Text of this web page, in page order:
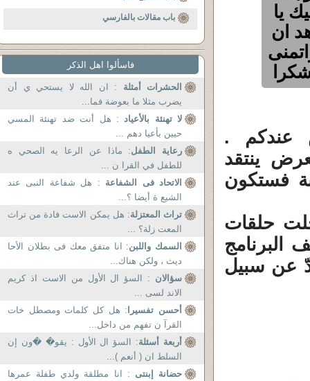
يا
ان
عندكم .
ينتقد
فستكون
حلقات
البرنامج
عن سبيل
باب مقالات بالفارسي
فاسألوا اهل الذكر
الحشرات أمثلة : ان الله لا يستحي ي أن
يضرب مثلا ما بعوضة فما...
لا تهنئة بالأعياد : هل أنت ضد تهنئة المسي
حيين بأعيا دهم ...
رعاية الطفل: ماذا عن الرعا يه الصحي ه
للطفل في القرا ن ...
الاتحاد فى الشفاعة : هل شفاعة النبى عند
الشيع ة أيضا ؟...
تراث المعتزلة: هل يمكن الاست فادة من تراث
المعت زلة؟ ...
السمك واللبن: انا متفق معك فى بطلان الأحا
ديث ، ولكن هناك...
سؤالان : السؤ ال الأول من الاست اذ كريم
الاند لسى ...
أحسن تفسيرا : هل كل كلمات ومصطل خات
القرآ ن تفهم من داخل...
أربعة أسئلة: السؤ ال الأول : يقو� �ون إن
السلط ان ( أنعم )...
حضانة إبنتى : انا مطلقة ولدي طفلة عمرها